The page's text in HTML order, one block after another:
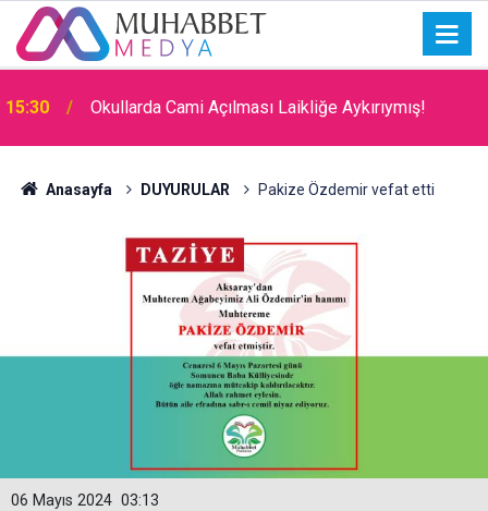
15:30 Okullarda Cami Açılması Laikliğe Aykırıymış!
Anasayfa DUYURULAR Pakize Özdemir vefat etti
03:13
06 Mayıs 2024